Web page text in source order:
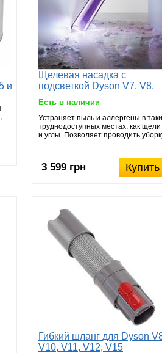
и
Щелевая насадка с
подсветкой Dyson V7, V8,
V10, V11, V15
Есть в наличии
Устраняет пыль и аллергены в
труднодоступных местах, как щели
и углы. Позволяет проводить
Купить
3 599 грн
Гибкий шланг для Dyson
V10, V11, V12, V15